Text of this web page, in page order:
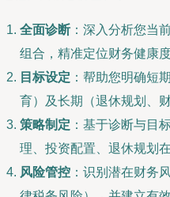
全面诊断 ：深入分析您当
组合，精准定位财务健康度
目标设定 ：帮助您明确短
育）及长期（退休规划、
策略制定 ：基于诊断与目
理、投资配置、退休规划
风险管控 ：识别潜在财务